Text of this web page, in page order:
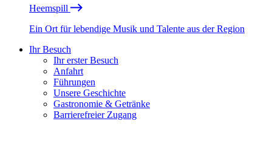
Heemspill
Ein Ort für lebendige Musik und Talente aus der Region
Ihr Besuch
Ihr erster Besuch
Anfahrt
Führungen
Unsere Geschichte
Gastronomie & Getränke
Barrierefreier Zugang